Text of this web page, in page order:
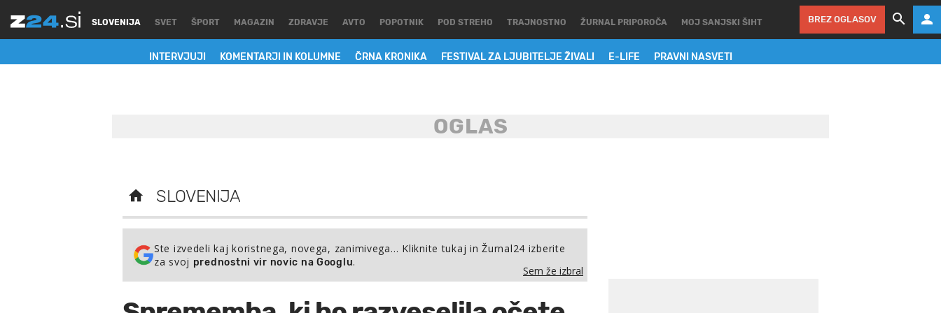
SLOVENIJA
INTERVJUJI KOMENTARJI IN KOLUMNE ČRNA KRONIKA FESTIVAL ZA LJUBITELJE ŽIVALI E-LIFE PRAVNI NASVETI
SVET ŠPORT MAGAZIN ZDRAVJE AVTO POPOTNIK POD STREHO TRAJNOSTNO ŽURNAL PRIPOROČA MOJ SANJSKI ŠIHT BREZ OGLASOV
SLOVENIJA
Ste izvedeli kaj koristnega, novega, zanimivega… Kliknite tukaj in Žurnal24 izberite
za svoj prednostni vir novic na Googlu.
Sem že izbral